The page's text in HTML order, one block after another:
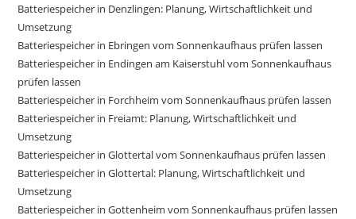
Batteriespeicher in Denzlingen: Planung, Wirtschaftlichkeit und
Umsetzung
Batteriespeicher in Ebringen vom Sonnenkaufhaus prüfen lassen
Batteriespeicher in Endingen am Kaiserstuhl vom Sonnenkaufhaus
prüfen lassen
Batteriespeicher in Forchheim vom Sonnenkaufhaus prüfen lassen
Batteriespeicher in Freiamt: Planung, Wirtschaftlichkeit und
Umsetzung
Batteriespeicher in Glottertal vom Sonnenkaufhaus prüfen lassen
Batteriespeicher in Glottertal: Planung, Wirtschaftlichkeit und
Umsetzung
Batteriespeicher in Gottenheim vom Sonnenkaufhaus prüfen lassen